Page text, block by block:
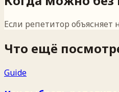
Если репетитор объясняет
Что ещё
Guide